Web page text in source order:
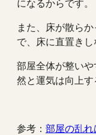
になるからです。
また、床が散ら
で、床に直置きし
部屋全体が整い
然と運気は向上す
参考： 部屋の乱